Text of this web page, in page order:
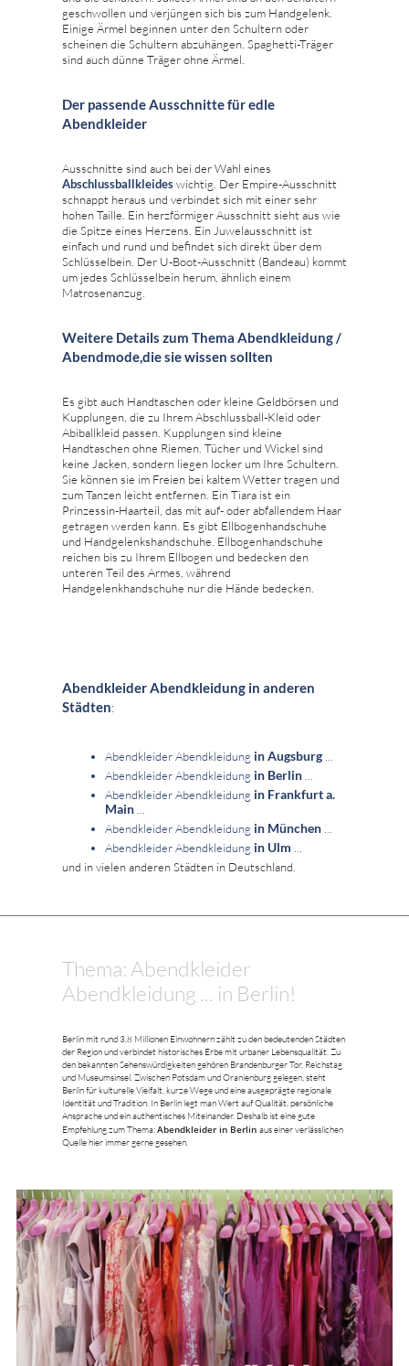
geschwollen und verjüngen sich bis zum Handgelenk.
Einige Ärmel beginnen unter den Schultern oder
scheinen die Schultern abzuhängen. Spaghetti-Träger
sind auch dünne Träger ohne Ärmel.
Der passende Ausschnitte für edle
Abendkleider
Ausschnitte sind auch bei der Wahl eines
Abschlussballkleideswichtig. Der Empire-Ausschnitt
schnappt heraus und verbindet sich mit einer sehr
hohen Taille. Ein herzförmiger Ausschnitt sieht aus wie
die Spitze eines Herzens. Ein Juwelausschnitt ist
einfach und rund und befindet sich direkt über dem
Schlüsselbein. Der U-Boot-Ausschnitt (Bandeau) kommt
um jedes Schlüsselbein herum, ähnlich einem
Matrosenanzug.
Weitere Details zum Thema Abendkleidung /
Abendmode,die sie wissen sollten
Es gibt auch Handtaschen oder kleine Geldbörsen und
Kupplungen, die zu Ihrem Abschlussball-Kleid oder
Abiballkleid passen. Kupplungen sind kleine
Handtaschen ohne Riemen. Tücher und Wickel sind
keine Jacken, sondern liegen locker um Ihre Schultern.
Sie können sie im Freien bei kaltem Wetter tragen und
zum Tanzen leicht entfernen. Ein Tiara ist ein
Prinzessin-Haarteil, das mit auf- oder abfallendem Haar
getragen werden kann. Es gibt Ellbogenhandschuhe
und Handgelenkshandschuhe. Ellbogenhandschuhe
reichen bis zu Ihrem Ellbogen und bedecken den
unteren Teil des Armes, während
Handgelenkhandschuhe nur die Hände bedecken.
Abendkleider Abendkleidung in anderen
Städten:
Abendkleider Abendkleidung in Augsburg
Abendkleider Abendkleidung in Berlin
Abendkleider Abendkleidung in Frankfurt a.
Main
Abendkleider Abendkleidung in München
Abendkleider Abendkleidung in Ulm
und in vielen anderen Städten in Deutschland.
Thema: Abendkleider
Abendkleidung ... in Berlin!
Berlin mit rund 3,8 Millionen Einwohnern zählt zu den bedeutenden Städten
der Region und verbindet historisches Erbe mit urbaner Lebensqualität. Zu
den bekannten Sehenswürdigkeiten gehören Brandenburger Tor, Reichstag
und Museumsinsel. Zwischen Potsdam und Oranienburg gelegen, steht
Berlin für kulturelle Vielfalt, kurze Wege und eine ausgeprägte regionale
Identität und Tradition. In Berlin legt man Wert auf Qualität, persönliche
Ansprache und ein authentisches Miteinander. Deshalb ist eine gute
Empfehlung zum Thema:Abendkleider in Berlin aus einer verlässlichen
Quelle hier immer gerne gesehen.